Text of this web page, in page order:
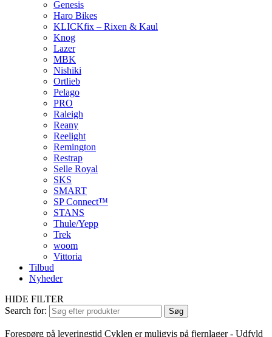
Genesis
Haro Bikes
KLICKfix – Rixen & Kaul
Knog
Lazer
MBK
Nishiki
Ortlieb
Pelago
PRO
Raleigh
Reany
Reelight
Remington
Restrap
Selle Royal
SKS
SMART
SP Connect™
STANS
Thule/Yepp
Trek
woom
Vittoria
Tilbud
Nyheder
HIDE FILTER
Search for:
Søg
Forespørg på leveringstid Cyklen er muligvis på fjernlager - Udfyld